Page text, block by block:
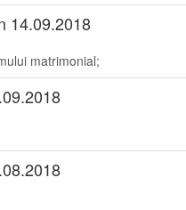
14.09.2018
matrimonial;